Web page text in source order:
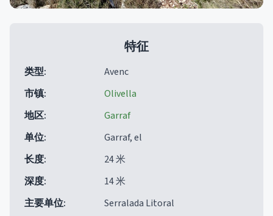
特征
类型:
Avenc
市镇:
Olivella
地区:
Garraf
单位:
Garraf, el
长度:
24 米
深度:
14 米
主要单位:
Serralada Litoral